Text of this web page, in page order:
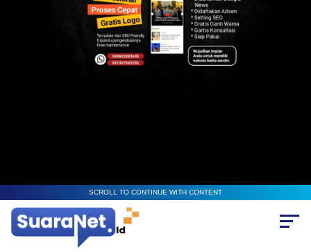
SCROLL TO CONTINUE WITH CONTENT